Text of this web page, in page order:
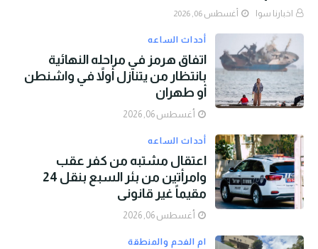
اخبارنا سوا أغسطس 06, 2026
أحداث الساعه
اتفاق هرمز في مراحله النهائية
بانتظار من يتنازل أولاً في واشنطن
أو طهران
أغسطس 06, 2026
أحداث الساعه
اعتقال مشتبه من كفر عقب
وامرأتين من بئر السبع بنقل 24
مقيماً غير قانوني
أغسطس 06, 2026
ام الفحم والمنطقة